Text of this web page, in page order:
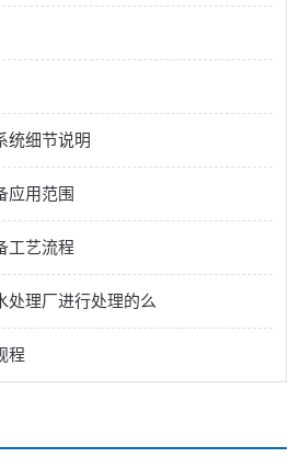
统细节说明
应用范围
工艺流程
处理厂进行处理的么
程